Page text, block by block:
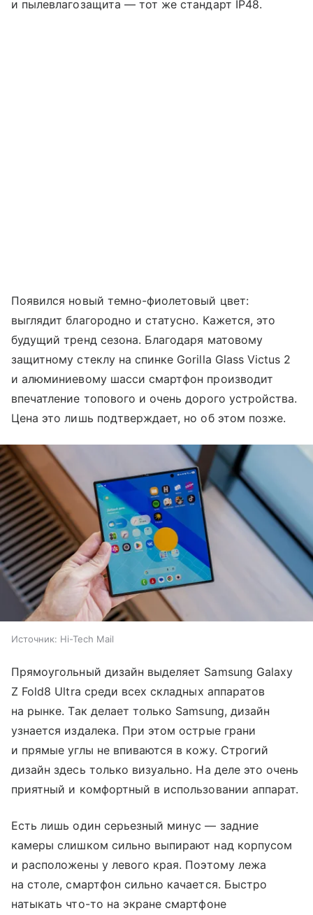
и пылевлагозащита — тот же стандарт IP48.
Появился новый темно-фиолетовый цвет:
выглядит благородно и статусно. Кажется, это
будущий тренд сезона. Благодаря матовому
защитному стеклу на спинке Gorilla Glass Victus 2
и алюминиевому шасси смартфон производит
впечатление топового и очень дорого устройства.
Цена это лишь подтверждает, но об этом позже.
Источник: Hi-Tech Mail
Прямоугольный дизайн выделяет Samsung Galaxy
Z Fold8 Ultra среди всех складных аппаратов
на рынке. Так делает только Samsung, дизайн
узнается издалека. При этом острые грани
и прямые углы не впиваются в кожу. Строгий
дизайн здесь только визуально. На деле это очень
приятный и комфортный в использовании аппарат.
Есть лишь один серьезный минус — задние
камеры слишком сильно выпирают над корпусом
и расположены у левого края. Поэтому лежа
на столе, смартфон сильно качается. Быстро
натыкать что-то на экране смартфоне